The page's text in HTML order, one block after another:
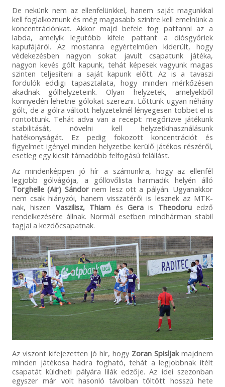
De nekünk nem az ellenfelünkkel, hanem saját magunkkal
kell foglalkoznunk és még magasabb szintre kell emelnünk a
koncentrációnkat. Akkor majd befele fog pattanni az a
labda, amelyik legutóbb kifele pattant a diósgyőriek
kapufájáról. Az mostanra egyértelműen kiderült, hogy
védekezésben nagyon sokat javult csapatunk játéka,
nagyon kevés gólt kapunk, tehát képesek vagyunk magas
szinten teljesíteni a saját kapunk előtt. Az is a tavaszi
fordulók eddigi tapasztalata, hogy minden mérkőzésen
akadnak gólhelyzeteink. Olyan helyzetek, amelyekből
könnyedén lehetne gólokat szerezni. Lőttünk ugyan néhány
gólt, de a gólra váltott helyzeteknél lényegesen többet el is
rontottunk. Tehát adva van a recept: megőrizve játékunk
stabilitását, növelni kell helyzetkihasználásunk
hatékonyságát. Ez pedig fokozott koncentrációt és
figyelmet igényel minden helyzetbe kerülő játékos részéről,
esetleg egy kicsit támadóbb felfogású felállást.
Az mindenképpen jó hír a számunkra, hogy az ellenfél
legjobb gólvágója, a góllövőlista harmadik helyén álló
Torghelle (Air) Sándornem lesz ott a pályán. Ugyanakkor
nem csak hiányzói, hanem visszatérői is lesznek az MTK-
nak, hiszen Vaszilisz, Thiam és Gerais Theodoruedző
rendelkezésére állnak. Normál esetben mindhárman stabil
tagjai a kezdőcsapatnak.
Az viszont kifejezetten jó hír, hogy Zoran Spisljakmajdnem
minden játékosa hadra fogható, tehát a legjobbnak ítélt
csapatát küldheti pályára lilák edzője. Az idei szezonban
egyszer már volt hasonló távolban töltött hosszú hete